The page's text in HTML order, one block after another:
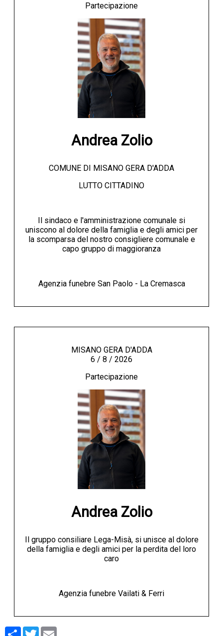
Partecipazione
Andrea Zolio
COMUNE DI MISANO GERA D'ADDA
LUTTO CITTADINO
Il sindaco e l'amministrazione comunale si
uniscono al dolore della famiglia e degli amici per
la scomparsa del nostro consigliere comunale e
capo gruppo di maggioranza
Agenzia funebre San Paolo - La Cremasca
MISANO GERA D'ADDA
6 / 8 / 2026
Partecipazione
Andrea Zolio
Il gruppo consiliare Lega-Misà, si unisce al dolore
della famiglia e degli amici per la perdita del loro
caro
Agenzia funebre Vailati & Ferri
Condividi
Twitter